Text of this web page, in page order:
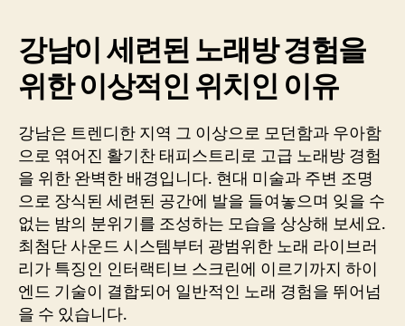
강남이 세련된 노래방 경험을
위한 이상적인 위치인 이유
강남은 트렌디한 지역 그 이상으로 모던함과 우아함
으로 엮어진 활기찬 태피스트리로 고급 노래방 경험
을 위한 완벽한 배경입니다. 현대 미술과 주변 조명
으로 장식된 세련된 공간에 발을 들여놓으며 잊을 수
없는 밤의 분위기를 조성하는 모습을 상상해 보세요.
최첨단 사운드 시스템부터 광범위한 노래 라이브러
리가 특징인 인터랙티브 스크린에 이르기까지 하이
엔드 기술이 결합되어 일반적인 노래 경험을 뛰어넘
을 수 있습니다.